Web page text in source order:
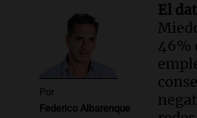
Por
Federico Albarenque
El
46%